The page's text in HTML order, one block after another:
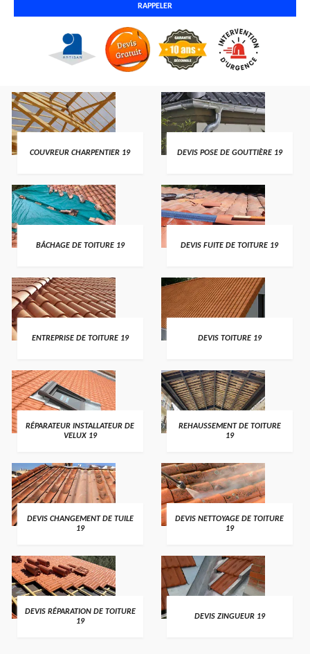
COUVREUR CHARPENTIER 19 DEVIS POSE DE GOUTTIÈRE 19
BÂCHAGE DE TOITURE 19 DEVIS FUITE DE TOITURE 19
ENTREPRISE DE TOITURE 19 DEVIS TOITURE 19
RÉPARATEUR INSTALLATEUR DE
VELUX 19
REHAUSSEMENT DE TOITURE
19
DEVIS CHANGEMENT DE TUILE
19
DEVIS NETTOYAGE DE TOITURE
19
DEVIS RÉPARATION DE TOITURE
19
DEVIS ZINGUEUR 19